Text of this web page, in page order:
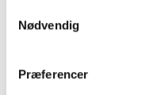
Nødvendig
Præferencer